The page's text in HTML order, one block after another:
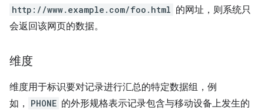
http://www.example.com/foo.html 的网址，则系统只
会返回该网页的数据。
维度
维度用于标识要对记录进行汇总的特定数据组，例
如，
PHONE 的外形规格表示记录包含与移动设备上发生的